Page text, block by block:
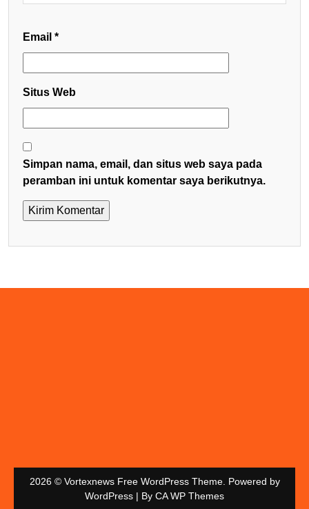
Email *
Situs Web
Simpan nama, email, dan situs web saya pada
peramban ini untuk komentar saya berikutnya.
2026 © Vortexnews Free WordPress Theme. Powered by
WordPress | By CA WP Themes